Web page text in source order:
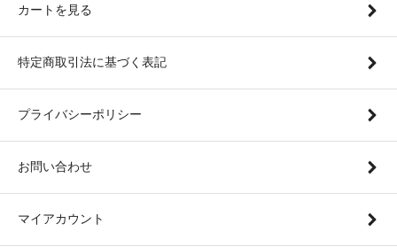
カートを見る
特定商取引法に基づく表記
プライバシーポリシー
お問い合わせ
マイアカウント